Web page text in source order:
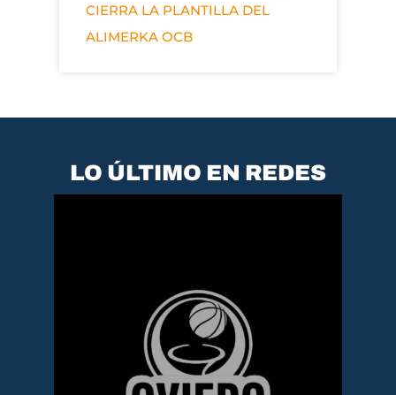
CIERRA LA PLANTILLA DEL
ALIMERKA OCB
LO ÚLTIMO EN REDES